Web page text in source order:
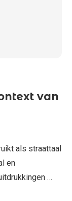
van
als straattaal
en
…